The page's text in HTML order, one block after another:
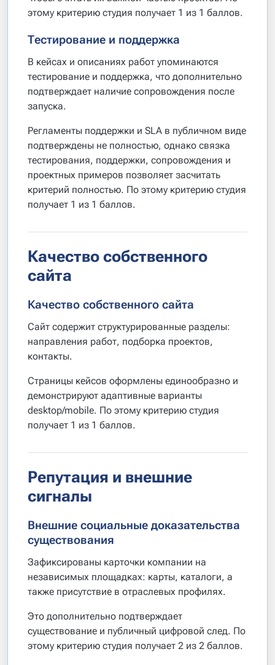
этому критерию студия получает 1 из 1 баллов.
Тестирование и поддержка
В кейсах и описаниях работ упоминаются
тестирование и поддержка, что дополнительно
подтверждает наличие сопровождения после
запуска.
Регламенты поддержки и SLA в публичном виде
подтверждены не полностью, однако связка
тестирования, поддержки, сопровождения и
проектных примеров позволяет засчитать
критерий полностью. По этому критерию студия
получает 1 из 1 баллов.
Качество собственного
сайта
Качество собственного сайта
Сайт содержит структурированные разделы:
направления работ, подборка проектов,
контакты.
Страницы кейсов оформлены единообразно и
демонстрируют адаптивные варианты
desktop/mobile. По этому критерию студия
получает 1 из 1 баллов.
Репутация и внешние
сигналы
Внешние социальные доказательства
существования
Зафиксированы карточки компании на
независимых площадках: карты, каталоги, а
также присутствие в отраслевых профилях.
Это дополнительно подтверждает
существование и публичный цифровой след. По
этому критерию студия получает 2 из 2 баллов.